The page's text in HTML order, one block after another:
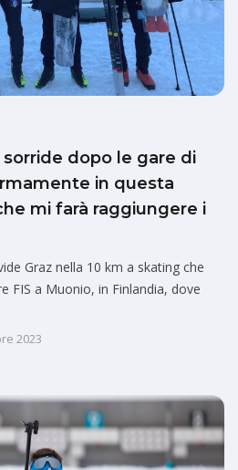
sorride dopo le gare di
in questa
mi farà raggiungere i
Graz nella 10 km a skating che
FIS a Muonio, in Finlandia, dove
2023